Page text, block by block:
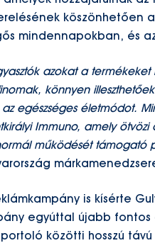
köszönhetően
mindennapokban, és
azokat a termékeket
könnyen
egészséges életmódot.
Immuno, amely ötvözi
működését támogató
is kísérte
egyúttal újabb
közötti hosszú